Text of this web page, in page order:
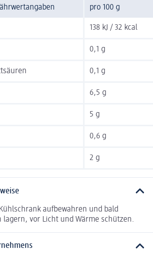
pro 100 g
138 kJ / 32 kcal
0,1 g
0,1 g
6,5 g
5 g
0,6 g
2 g
aufbewahren und bald
lagern, vor Licht und Wärme schützen.